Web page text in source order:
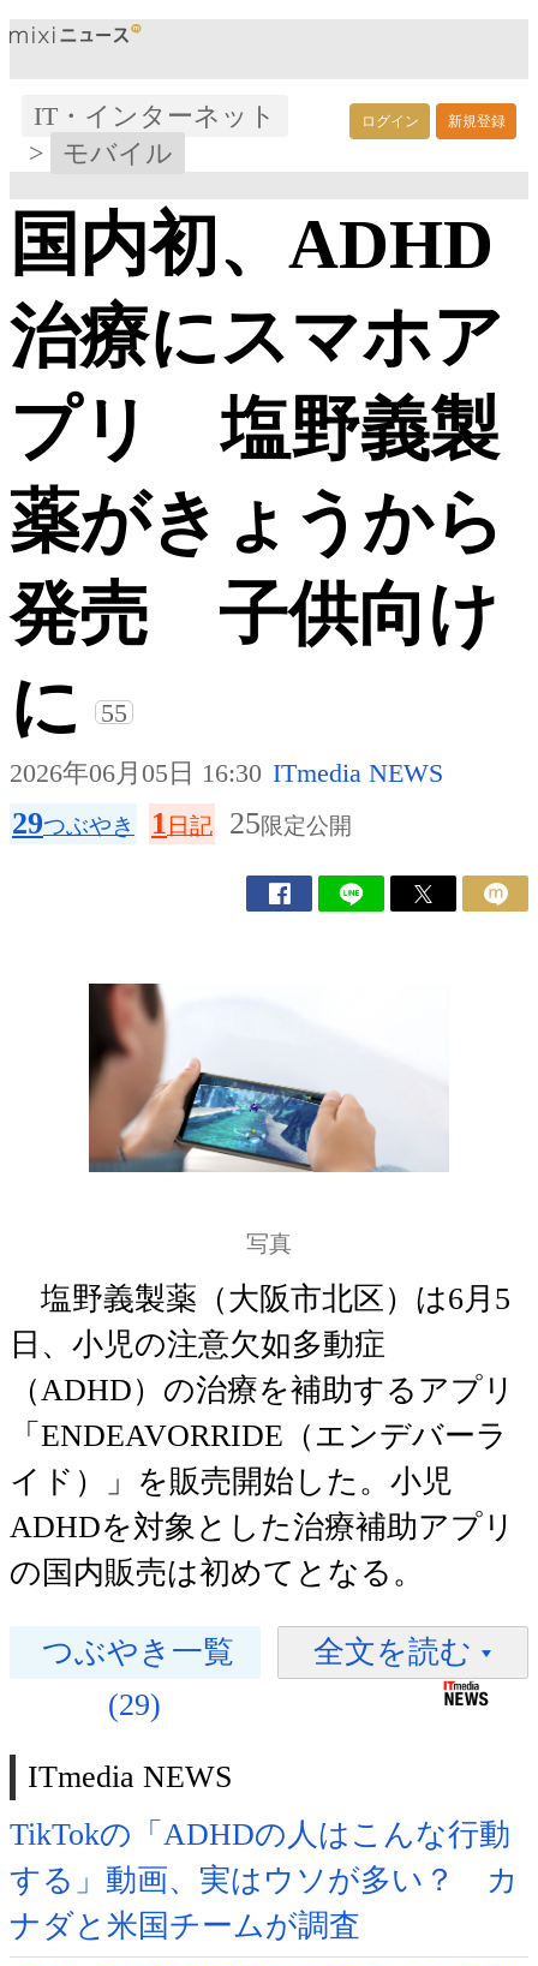
ログイン 新規登録
IT・インターネット
>
モバイル
国内初、ADHD
治療にスマホア
プリ 塩野義製
薬がきょうから
発売 子供向け
に
55
2026年06月05日 16:30 ITmedia NEWS
29つぶやき 1 日記 25限定公開
写真
塩野義製薬（大阪市北区）は6月5
日、小児の注意欠如多動症
（ADHD）の治療を補助するアプリ
「ENDEAVORRIDE（エンデバーラ
イド）」を販売開始した。小児
ADHDを対象とした治療補助アプリ
の国内販売は初めてとなる。
つぶやき一覧
(29)
全文を読む
ITmedia NEWS
TikTokの「ADHDの人はこんな行動
する」動画、実はウソが多い？ カ
ナダと米国チームが調査